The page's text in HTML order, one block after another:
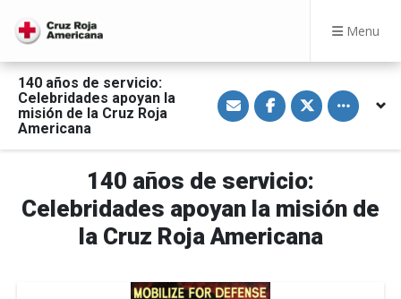
Menu
140 años de servicio:
Celebridades apoyan la
misión de la Cruz Roja
Americana
S
h
a
a
E
m
a
i
l
S
h
a
n
F
a
e
b
o
S
h
a
T
w
i
t
t
e
Toggle
140 años de servicio:
Celebridades apoyan la misión de
la Cruz Roja Americana